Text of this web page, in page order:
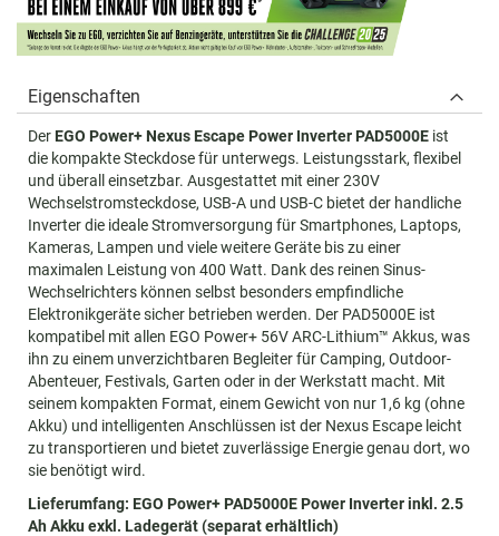
Eigenschaften
Der EGO Power+ Nexus Escape Power Inverter PAD5000E ist
die kompakte Steckdose für unterwegs. Leistungsstark, flexibel
und überall einsetzbar. Ausgestattet mit einer 230V
Wechselstromsteckdose, USB-A und USB-C bietet der handliche
Inverter die ideale Stromversorgung für Smartphones, Laptops,
Kameras, Lampen und viele weitere Geräte bis zu einer
maximalen Leistung von 400 Watt. Dank des reinen Sinus-
Wechselrichters können selbst besonders empfindliche
Elektronikgeräte sicher betrieben werden. Der PAD5000E ist
kompatibel mit allen EGO Power+ 56V ARC-Lithium™ Akkus, was
ihn zu einem unverzichtbaren Begleiter für Camping, Outdoor-
Abenteuer, Festivals, Garten oder in der Werkstatt macht. Mit
seinem kompakten Format, einem Gewicht von nur 1,6 kg (ohne
Akku) und intelligenten Anschlüssen ist der Nexus Escape leicht
zu transportieren und bietet zuverlässige Energie genau dort, wo
sie benötigt wird.
Lieferumfang: EGO Power+ PAD5000E Power Inverter inkl. 2.5
Ah Akku exkl. Ladegerät (separat erhältlich)